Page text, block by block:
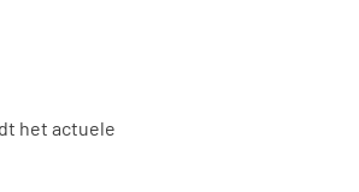
het actuele